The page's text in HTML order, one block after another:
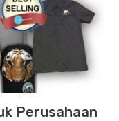
Perusahaan